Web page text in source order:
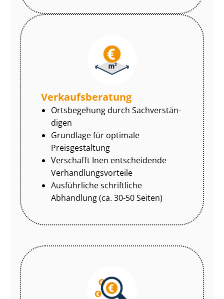
Ver­kaufs­be­ra­tung
Ortsbegehung durch Sach­ver­stän­
di­gen
Grundlage für optimale
Preisgestaltung
Verschafft Inen entscheidende
Ver­hand­lungs­vor­tei­le
Ausführliche schriftliche
Abhandlung (ca. 30-50 Seiten)